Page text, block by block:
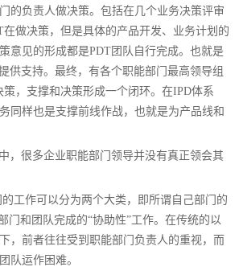
的负责人做决策。包括在几个业务决策评审
做决策，但是具体的产品开发、业务计划的
意见的形成都是PDT团队自行完成。也就是
供支持。最终，有各个职能部门最高领导组
，支撑和决策形成一个闭环。在IPD体系
同样也是支撑前线作战，也就是为产品线和
，很多企业职能部门领导并没有真正领会其
工作可以分为两个大类，即所谓自己部门的
门和团队完成的“协助性”工作。在传统的以
，前者往往受到职能部门负责人的重视，而
队运作困难。